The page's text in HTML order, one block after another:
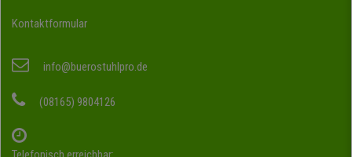
Kontaktformular
info@buerostuhlpro.de
(08165) 9804126